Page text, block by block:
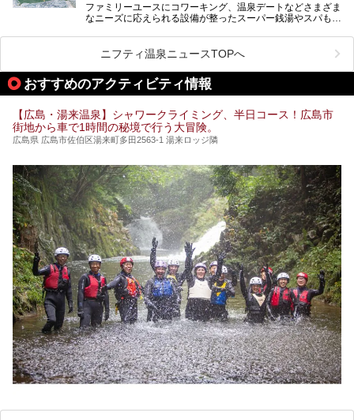
ファミリーユースにコワーキング、温泉デートなどさまざま
なニーズに応えられる設備が整ったスーパー銭湯やスパも、
いった個性が魅力の温泉も、どちらも充実している広島県。
今回は、そんな広島県にある温浴施設のなかから、筆者が
「一度訪ねてみたい」と気になっている魅力的な施設を5件
ピックアップして紹介します。
※2021/07/30時点の情報です。
ニフティ温泉ニュースTOPへ
おすすめのアクティビティ情報
【広島・湯来温泉】シャワークライミング、半日コース！広島市
街地から車で1時間の秘境で行う大冒険。
広島県 広島市佐伯区湯来町多田2563-1 湯来ロッジ隣